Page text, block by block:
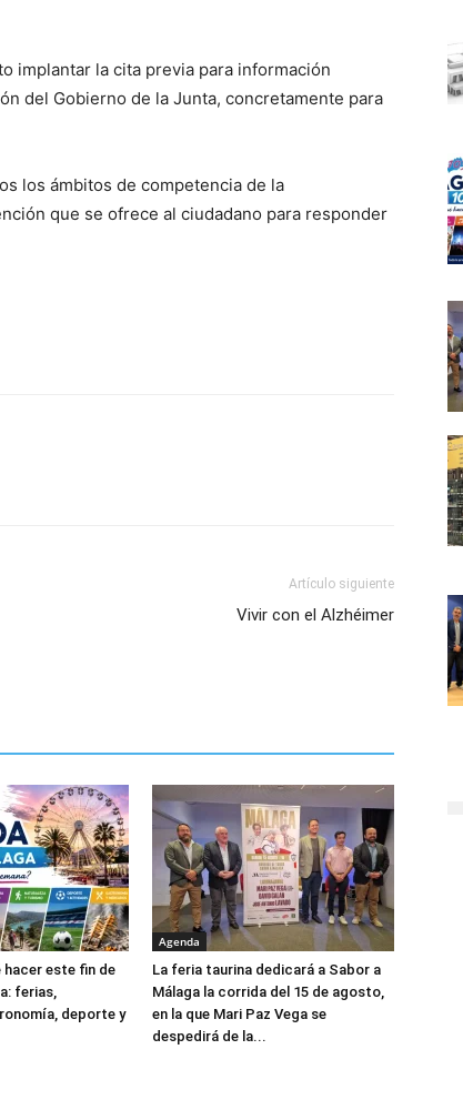
implantar la cita previa para información
del Gobierno de la Junta, concretamente para
los ámbitos de competencia de la
que se ofrece al ciudadano para responder
Artículo siguiente
Vivir con el Alzhéimer
hacer este fin de
ferias,
deporte y
Agenda
La feria taurina dedicará a Sabor a
Málaga la corrida del 15 de agosto,
en la que Mari Paz Vega se
despedirá de la...